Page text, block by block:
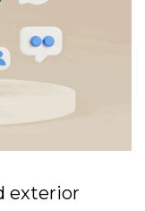
exterior